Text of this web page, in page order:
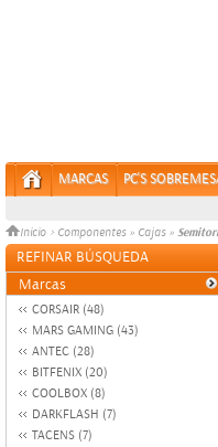
MARCAS PC'S
Inicio > Componentes » Cajas »
REFINAR BÚSQUEDA
Marcas
CORSAIR (48)
MARS GAMING (43)
ANTEC (28)
BITFENIX (20)
COOLBOX (8)
DARKFLASH (7)
TACENS (7)